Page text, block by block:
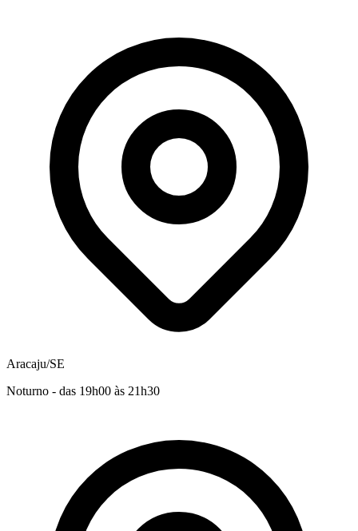
Aracaju/SE
Noturno - das 19h00 às 21h30